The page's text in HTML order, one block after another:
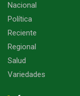
Nacional
Política
Reciente
Regional
Salud
Variedades